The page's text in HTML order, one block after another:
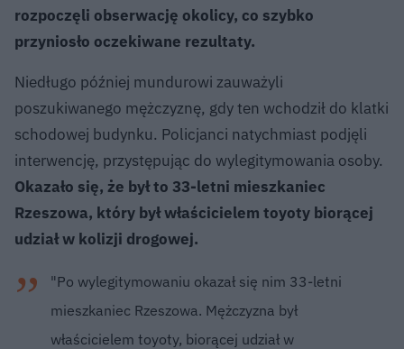
rozpoczęli obserwację okolicy, co szybko
przyniosło oczekiwane rezultaty.
Niedługo później mundurowi zauważyli
poszukiwanego mężczyznę, gdy ten wchodził do klatki
schodowej budynku. Policjanci natychmiast podjęli
interwencję, przystępując do wylegitymowania osoby.
Okazało się, że był to 33-letni mieszkaniec
Rzeszowa, który był właścicielem toyoty biorącej
udział w kolizji drogowej.
"Po wylegitymowaniu okazał się nim 33-letni
mieszkaniec Rzeszowa. Mężczyzna był
właścicielem toyoty, biorącej udział w